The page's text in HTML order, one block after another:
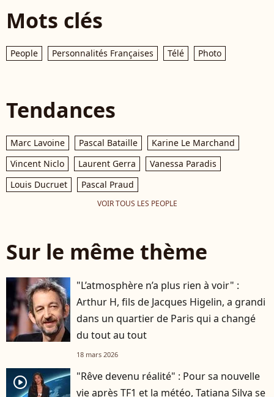
Mots clés
People Personnalités Françaises Télé Photo
Tendances
Marc Lavoine Pascal Bataille
Karine Le Marchand
Vincent Niclo
Laurent Gerra
Vanessa Paradis
Louis Ducruet
Pascal Praud
VOIR TOUS LES PEOPLE
Sur le même thème
"L’atmosphère n’a plus rien à voir" :
Arthur H, fils de Jacques Higelin, a grandi
dans un quartier de Paris qui a changé
du tout au tout
18 mars 2026
player2
"Rêve devenu réalité" : Pour sa nouvelle
vie après TF1 et la météo, Tatiana Silva se